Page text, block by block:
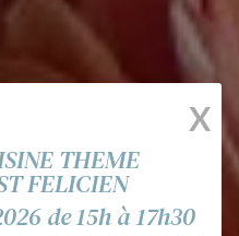
X
THEME
FELICIEN
de 15h à 17h30